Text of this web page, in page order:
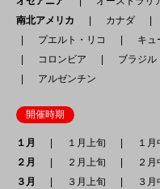
南北アメリカ
カナダ
プエルト・リコ
キュ
コロンビア
ブラジル
アルゼンチン
開催時期
１月 １月上旬 １月
２月
２月上旬 ２月
３月
３月上旬 ３月